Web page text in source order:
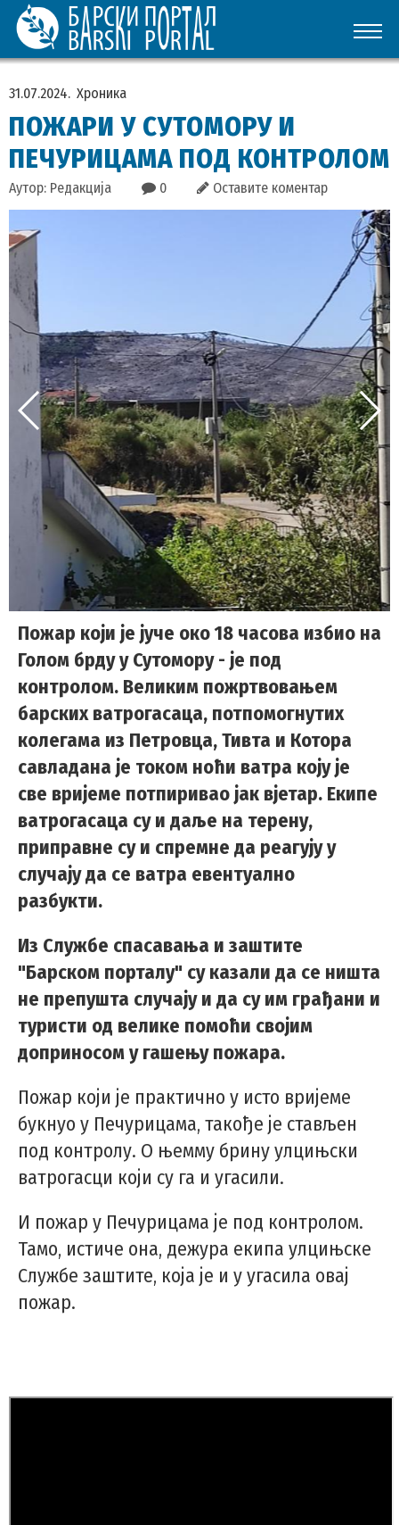
31.07.2024. Хроника
ПОЖАРИ У СУТОМОРУ И
ПЕЧУРИЦАМА ПОД КОНТРОЛОМ
Аутор: Редакција 0 Оставите коментар
Пожар који је јуче око 18 часова избио на
Голом брду у Сутомору - је под
контролом. Великим пожртвовањем
барских ватрогасаца, потпомогнутих
колегама из Петровца, Тивта и Котора
савладана је током ноћи ватра коју је
све вријеме потпиривао јак вјетар. Екипе
ватрогасаца су и даље на терену,
приправне су и спремне да реагују у
случају да се ватра евентуално
разбукти.
Из Службе спасавања и заштите
"Барском порталу" су казали да се ништа
не препушта случају и да су им грађани и
туристи од велике помоћи својим
доприносом у гашењу пожара.
Пожар који је практично у исто вријеме
букнуо у Печурицама, такође је стављен
под контролу. О њемму брину улцињски
ватрогасци који су га и угасили.
И пожар у Печурицама је под контролом.
Тамо, истиче она, дежура екипа улцињске
Службе заштите, која је и у угасила овај
пожар.